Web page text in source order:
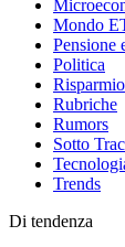
Mondo
Pensione
Politica
Risparmio
Rubriche
Rumors
Sotto
Trends
Di tendenza